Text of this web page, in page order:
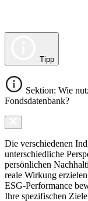
Tipp
Sektion: Wie
Fondsdatenbank?
Die verschiedenen
unterschiedliche
persönlichen
reale Wirkung
ESG-Performance
Ihre spezifischen